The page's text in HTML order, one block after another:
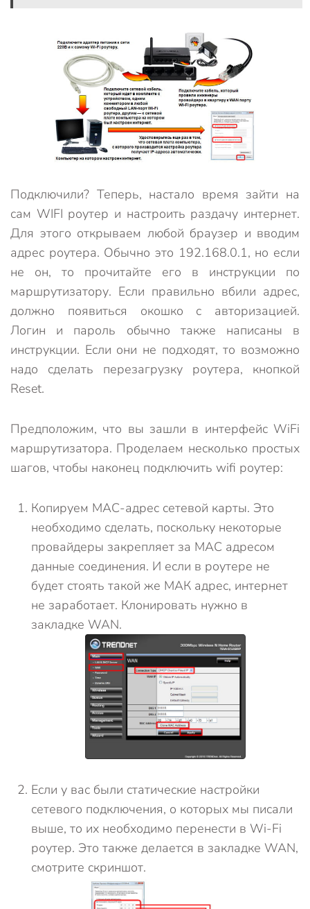
Подключили? Теперь, настало время зайти на
сам WIFI роутер и настроить раздачу интернет.
Для этого открываем любой браузер и вводим
адрес роутера. Обычно это 192.168.0.1, но если
не он, то прочитайте его в инструкции по
маршрутизатору. Если правильно вбили адрес,
должно появиться окошко с авторизацией.
Логин и пароль обычно также написаны в
инструкции. Если они не подходят, то возможно
надо сделать перезагрузку роутера, кнопкой
Reset.
Предположим, что вы зашли в интерфейс WiFi
маршрутизатора. Проделаем несколько простых
шагов, чтобы наконец подключить wifi роутер:
Копируем MAC-адрес сетевой карты. Это
необходимо сделать, поскольку некоторые
провайдеры закрепляет за MAC адресом
данные соединения. И если в роутере не
будет стоять такой же МАК адрес, интернет
не заработает. Клонировать нужно в
закладке WAN.
Если у вас были статические настройки
сетевого подключения, о которых мы писали
выше, то их необходимо перенести в Wi-Fi
роутер. Это также делается в закладке WAN,
смотрите скриншот.